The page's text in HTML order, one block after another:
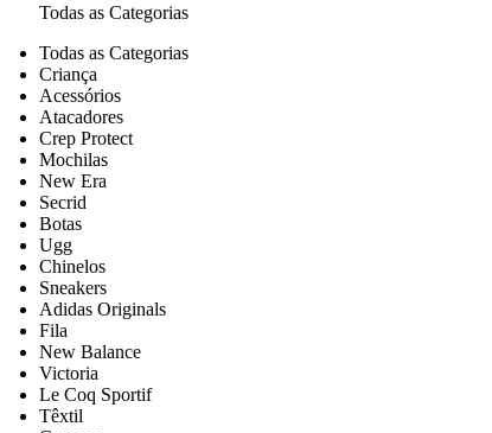
Todas as Categorias
Todas as Categorias
Criança
Acessórios
Atacadores
Crep Protect
Mochilas
New Era
Secrid
Botas
Ugg
Chinelos
Sneakers
Adidas Originals
Fila
New Balance
Victoria
Le Coq Sportif
Têxtil